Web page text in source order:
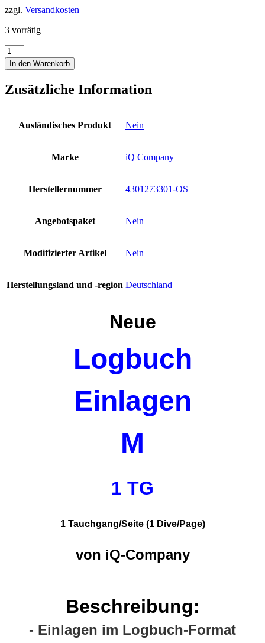
zzgl. Versandkosten
3 vorrätig
iQ
Logbuch
Einlagen
1
Logbook
Menge
In den Warenkorb
Zusätzliche Information
Ausländisches Produkt Nein
Marke iQ Company
Herstellernummer 4301273301-OS
Angebotspaket Nein
Modifizierter Artikel Nein
Herstellungsland und -region Deutschland
Neue
Logbuch
Einlagen
M
1 TG
1 Tauchgang/Seite (1 Dive/Page)
von iQ-Company
Beschreibung:
- Einlagen im Logbuch-Format